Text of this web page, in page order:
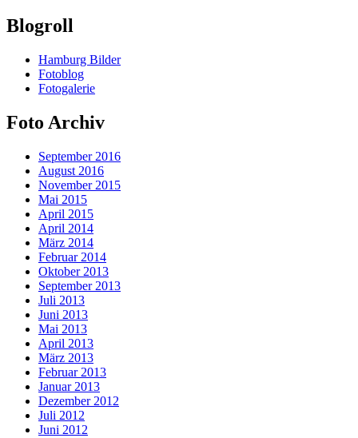
Blogroll
Hamburg Bilder
Fotoblog
Fotogalerie
Foto Archiv
September 2016
August 2016
November 2015
Mai 2015
April 2015
April 2014
März 2014
Februar 2014
Oktober 2013
September 2013
Juli 2013
Juni 2013
Mai 2013
April 2013
März 2013
Februar 2013
Januar 2013
Dezember 2012
Juli 2012
Juni 2012